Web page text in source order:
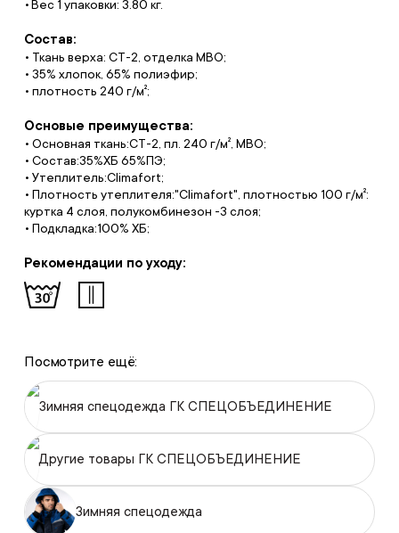
Вес 1 упаковки: 3.80 кг.
Состав:
• Ткань верха: СТ-2, отделка МВО;
• 35% хлопок, 65% полиэфир;
• плотность 240 г/м²;
Основые преимущества:
• Основная ткань:СТ-2, пл. 240 г/м², МВО;
• Состав:35%ХБ 65%ПЭ;
• Утеплитель:Climafort;
• Плотность утеплителя:"Climafort", плотностью 100 г/м²:
куртка 4 слоя, полукомбинезон -3 слоя;
• Подкладка:100% ХБ;
Рекомендации по уходу:
Посмотрите ещё:
Зимняя спецодежда ГК СПЕЦОБЪЕДИНЕНИЕ
Другие товары ГК СПЕЦОБЪЕДИНЕНИЕ
Зимняя спецодежда